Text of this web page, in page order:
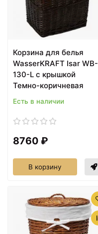
Корзина для белья
WasserKRAFT Isar WB-
130-L с крышкой
Темно-коричневая
Есть в наличии
8760 ₽
В корзину